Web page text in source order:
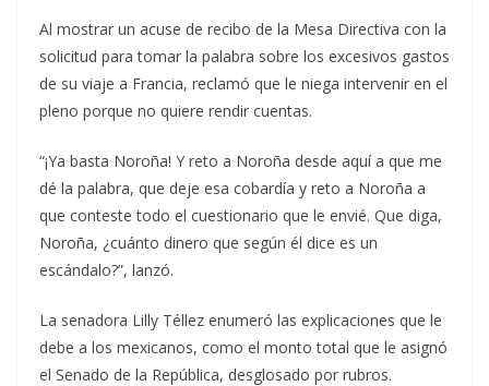
Al mostrar un acuse de recibo de la Mesa Directiva con la
solicitud para tomar la palabra sobre los excesivos gastos
de su viaje a Francia, reclamó que le niega intervenir en el
pleno porque no quiere rendir cuentas.
“¡Ya basta Noroña! Y reto a Noroña desde aquí a que me
dé la palabra, que deje esa cobardía y reto a Noroña a
que conteste todo el cuestionario que le envié. Que diga,
Noroña, ¿cuánto dinero que según él dice es un
escándalo?”, lanzó.
La senadora Lilly Téllez enumeró las explicaciones que le
debe a los mexicanos, como el monto total que le asignó
el Senado de la República, desglosado por rubros.